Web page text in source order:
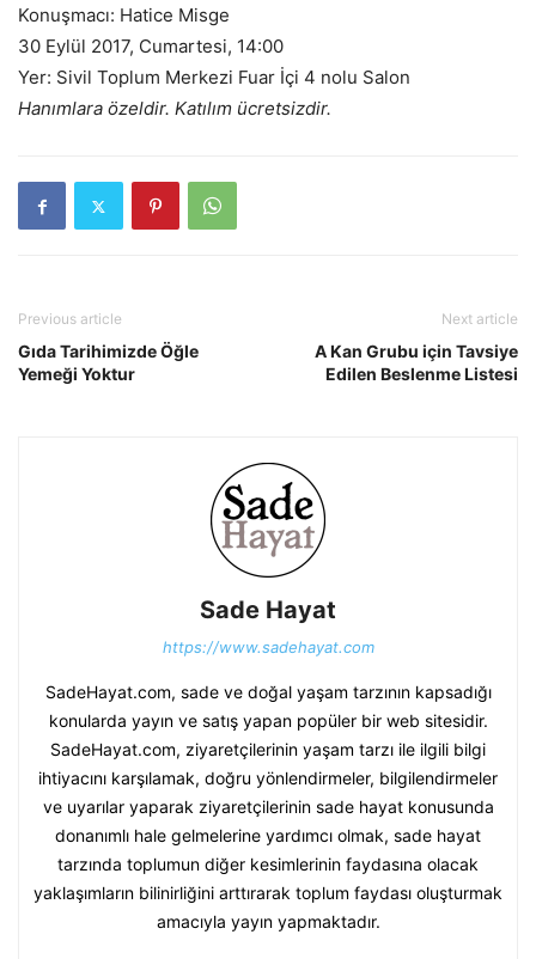
Konuşmacı: Hatice Misge
30 Eylül 2017, Cumartesi, 14:00
Yer: Sivil Toplum Merkezi Fuar İçi 4 nolu Salon
Hanımlara özeldir. Katılım ücretsizdir.
Previous article
Gıda Tarihimizde Öğle
Yemeği Yoktur
Next article
A Kan Grubu için Tavsiye
Edilen Beslenme Listesi
Sade Hayat
https://www.sadehayat.com
SadeHayat.com, sade ve doğal yaşam tarzının kapsadığı
konularda yayın ve satış yapan popüler bir web sitesidir.
SadeHayat.com, ziyaretçilerinin yaşam tarzı ile ilgili bilgi
ihtiyacını karşılamak, doğru yönlendirmeler, bilgilendirmeler
ve uyarılar yaparak ziyaretçilerinin sade hayat konusunda
donanımlı hale gelmelerine yardımcı olmak, sade hayat
tarzında toplumun diğer kesimlerinin faydasına olacak
yaklaşımların bilinirliğini arttırarak toplum faydası oluşturmak
amacıyla yayın yapmaktadır.